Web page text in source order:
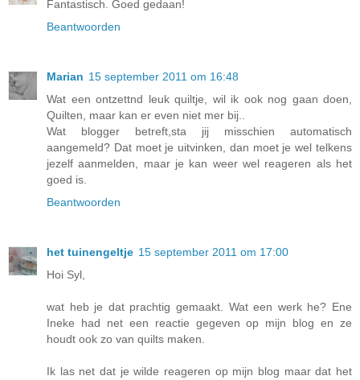
Fantastisch. Goed gedaan!
Beantwoorden
Marian 15 september 2011 om 16:48
Wat een ontzettnd leuk quiltje, wil ik ook nog gaan doen,
Quilten, maar kan er even niet mer bij..
Wat blogger betreft,sta jij misschien automatisch
aangemeld? Dat moet je uitvinken, dan moet je wel telkens
jezelf aanmelden, maar je kan weer wel reageren als het
goed is.
Beantwoorden
het tuinengeltje 15 september 2011 om 17:00
Hoi Syl,
wat heb je dat prachtig gemaakt. Wat een werk he? Ene
Ineke had net een reactie gegeven op mijn blog en ze
houdt ook zo van quilts maken.
Ik las net dat je wilde reageren op mijn blog maar dat het